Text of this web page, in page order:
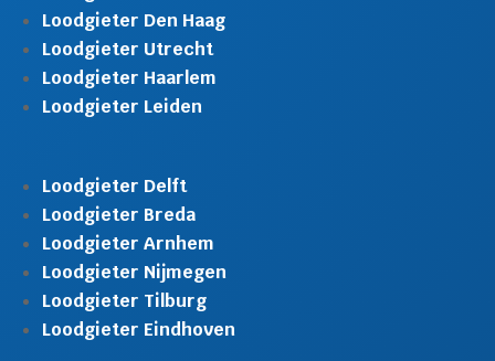
Loodgieter Den Haag
Loodgieter Utrecht
Loodgieter Haarlem
Loodgieter Leiden
Loodgieter Delft
Loodgieter Breda
Loodgieter Arnhem
Loodgieter Nijmegen
Loodgieter Tilburg
Loodgieter Eindhoven